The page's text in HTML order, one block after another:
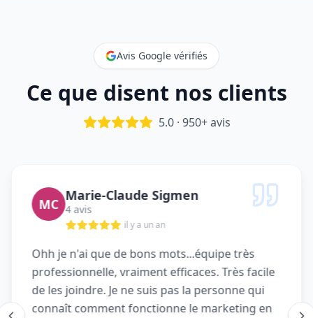
Avis Google vérifiés
Ce que disent nos clients
5.0 · 950+ avis
MC
Marie-Claude Sigmen
4 avis
il y a un an
Ohh je n'ai que de bons mots...équipe très
professionnelle, vraiment efficaces. Très facile
de les joindre. Je ne suis pas la personne qui
connaît comment fonctionne le marketing en